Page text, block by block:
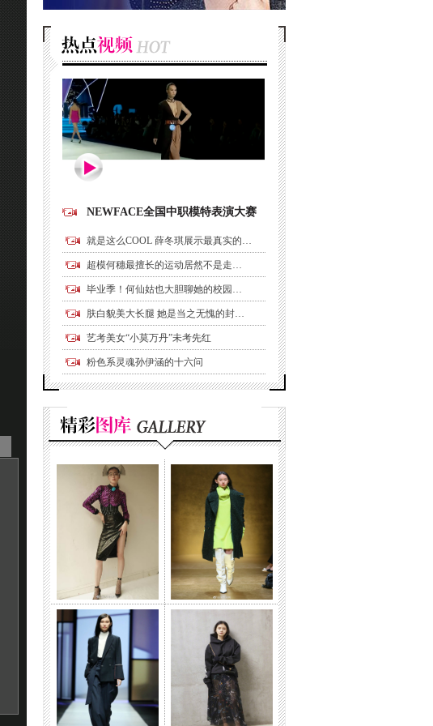
NEWFACE全国中职模特表演大赛
就是这么COOL 薛冬琪展示最真实的…
超模何穗最擅长的运动居然不是走…
毕业季！何仙姑也大胆聊她的校园…
肤白貌美大长腿 她是当之无愧的封…
艺考美女“小莫万丹”未考先红
粉色系灵魂孙伊涵的十六问